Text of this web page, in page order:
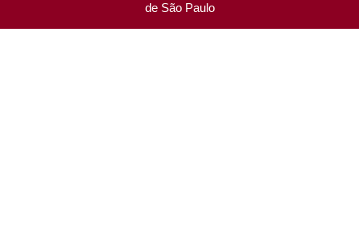
de São Paulo